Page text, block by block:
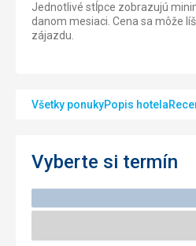
Jednotlivé stĺpce zobrazujú
danom mesiaci. Cena sa môže
zájazdu.
Všetky ponukyPopis hotela
Vyberte si termín